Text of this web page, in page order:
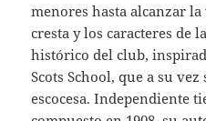
menores hasta alcanzar
cresta y los caracteres de
histórico del club,
Scots School, que a su
escocesa. Independiente